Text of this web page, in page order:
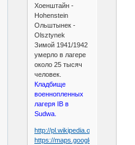
Хоенштайн -
Hohenstein
Ольштынек -
Olsztynek
Зимой 1941/1942
умерло в лагере
около 25 тысяч
человек.
Кладбище
военнопленных
лагеря IB в
Sudwa.
http://pl.wikipedia.org/wiki/
https://maps.google.com/maps?